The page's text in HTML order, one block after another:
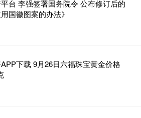
台 李强签署国务院令 公布修订后的
用国徽图案的办法》
下载 9月26日六福珠宝黄金价格